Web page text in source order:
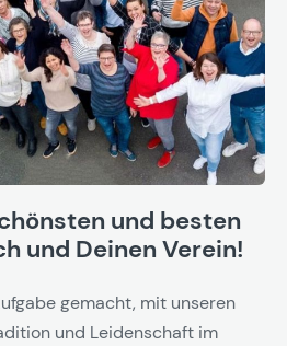
und besten
und Deinen Verein!
gemacht, mit unseren
und Leidenschaft im